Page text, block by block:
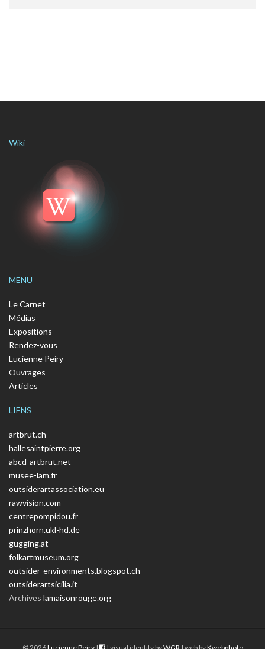
Wiki
MENU
Le Carnet
Médias
Expositions
Rendez-vous
Lucienne Peiry
Ouvrages
Articles
LIENS
artbrut.ch
hallesaintpierre.org
abcd-artbrut.net
musee-lam.fr
outsiderartassociation.eu
rawvision.com
centrepompidou.fr
prinzhorn.ukl-hd.de
gugging.at
folkartmuseum.org
outsider-environments.blogspot.ch
outsiderartsicilia.it
Archives lamaisonrouge.org
© 2026Lucienne Peiry| | visual identity byWGR | web byKwebphoto